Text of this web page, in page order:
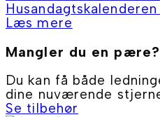
Læs mere
Mangler du en pære?
Du kan få både
dine nuværende
Se tilbehør